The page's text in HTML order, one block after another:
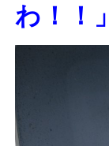
わ！！」